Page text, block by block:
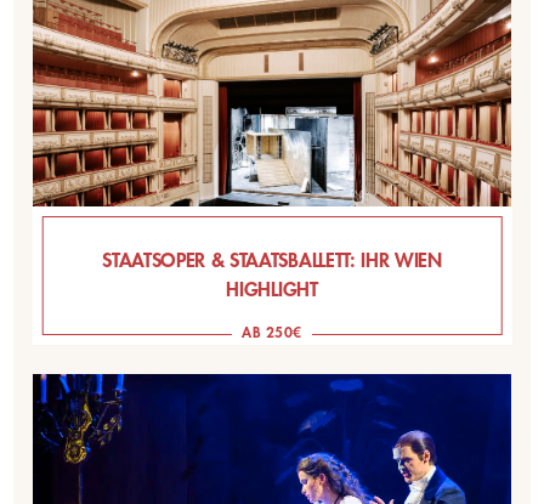
STAATSOPER & STAATSBALLETT: IHR WIEN
HIGHLIGHT
AB 250€